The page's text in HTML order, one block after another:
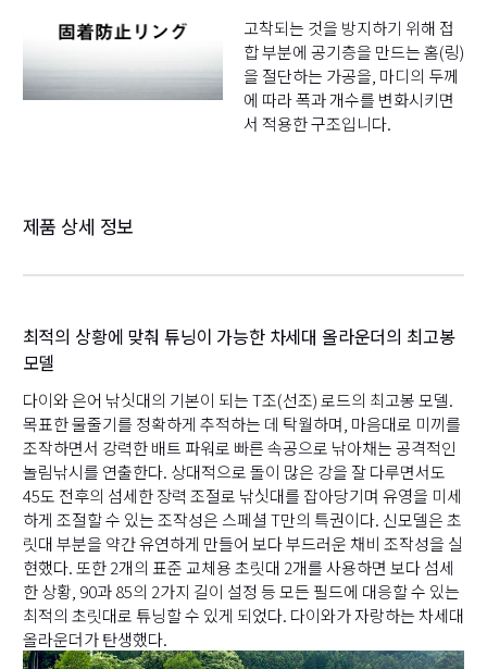
고착되는 것을 방지하기 위해 접
합 부분에 공기층을 만드는 홈(링)
을 절단하는 가공을, 마디의 두께
에 따라 폭과 개수를 변화시키면
서 적용한 구조입니다.
제품 상세 정보
최적의 상황에 맞춰 튜닝이 가능한 차세대 올라운더의 최고봉
모델
다이와 은어 낚싯대의 기본이 되는 T조(선조) 로드의 최고봉 모델.
목표한 물줄기를 정확하게 추적하는 데 탁월하며, 마음대로 미끼를
조작하면서 강력한 배트 파워로 빠른 속공으로 낚아채는 공격적인
놀림낚시를 연출한다. 상대적으로 돌이 많은 강을 잘 다루면서도
45도 전후의 섬세한 장력 조절로 낚싯대를 잡아당기며 유영을 미세
하게 조절할 수 있는 조작성은 스페셜 T만의 특권이다. 신모델은 초
릿대 부분을 약간 유연하게 만들어 보다 부드러운 채비 조작성을 실
현했다. 또한 2개의 표준 교체용 초릿대 2개를 사용하면 보다 섬세
한 상황, 90과 85의 2가지 길이 설정 등 모든 필드에 대응할 수 있는
최적의 초릿대로 튜닝할 수 있게 되었다. 다이와가 자랑하는 차세대
올라운더가 탄생했다.